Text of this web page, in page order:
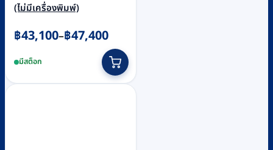
(ไม่มีเครื่องพิมพ์)
฿43,100–฿47,400
Price
฿43,100
through
มีสต็อก
product
has